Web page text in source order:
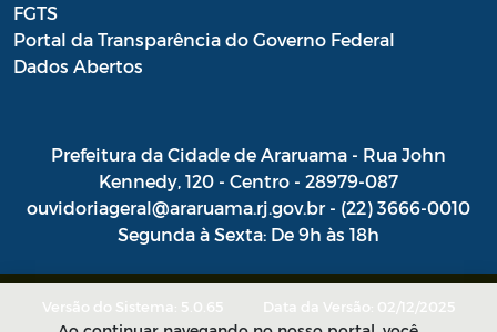
Instauração de Processo Administrativo
Intimações
Pareceres Referenciais da PGM
Portaria SEMAM
Ambiental – PROMEA
FGTS
Portal da Transparência do Governo Federal
Dados Abertos
Prefeitura da Cidade de Araruama - Rua John
Kennedy, 120 - Centro - 28979-087
ouvidoriageral@araruama.rj.gov.br - (22) 3666-0010
Segunda à Sexta: De 9h às 18h
Versão do Sistema: 5.0.65 Data da Versão: 02/12/2025